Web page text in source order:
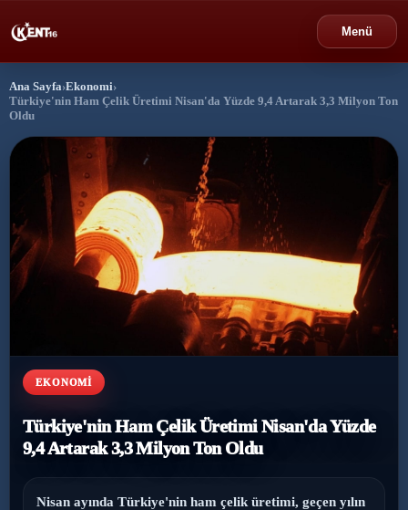
Menü
Bursa
Gündem ›
Politika
Spor ›
›
›
Dünya
Magazin ›
Ana Sayfa›Ekonomi›
Türkiye'nin Ham Çelik Üretimi Nisan'da Yüzde 9,4 Artarak 3,3 Milyon Ton
Oldu
EKONOMI
Türkiye'nin Ham Çelik Üretimi Nisan'da Yüzde
9,4 Artarak 3,3 Milyon Ton Oldu
Nisan ayında Türkiye'nin ham çelik üretimi, geçen yılın